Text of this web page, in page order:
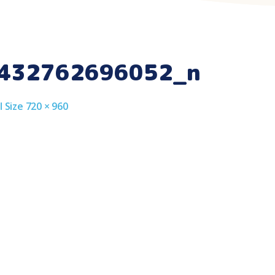
Size 720 × 960